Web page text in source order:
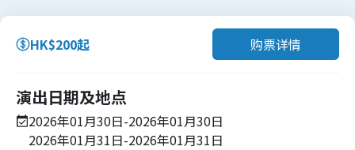
HK$200起 购票详情
演出日期及地点
2026年01月30日-2026年01月30日
2026年01月31日-2026年01月31日